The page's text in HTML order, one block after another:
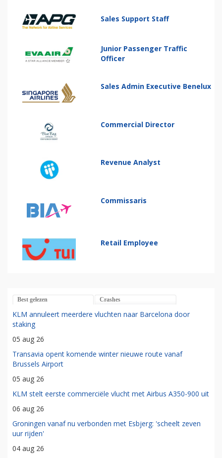
Sales Support Staff
Junior Passenger Traffic
Officer
Sales Admin Executive Benelux
Commercial Director
Revenue Analyst
Commissaris
Retail Employee
Best gelezen Crashes
KLM annuleert meerdere vluchten naar Barcelona door
staking
05 aug 26
Transavia opent komende winter nieuwe route vanaf
Brussels Airport
05 aug 26
KLM stelt eerste commerciële vlucht met Airbus A350-900 uit
06 aug 26
Groningen vanaf nu verbonden met Esbjerg: 'scheelt zeven
uur rijden'
04 aug 26